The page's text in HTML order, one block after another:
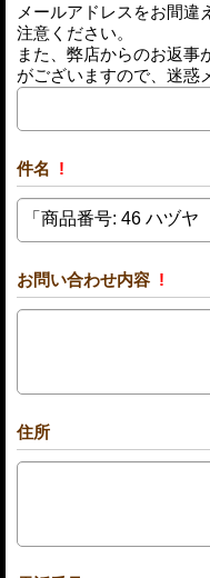
メールアドレスをお間違
注意ください。
また、弊店からのお返事
がございますので、迷惑
件名 !
お問い合わせ内容 !
住所